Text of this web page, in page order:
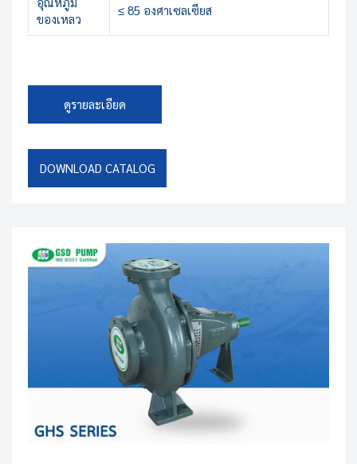
ของเหลว
≤ 85 องศาเซลเซียส
ดูรายละเอียด
DOWNLOAD CATALOG